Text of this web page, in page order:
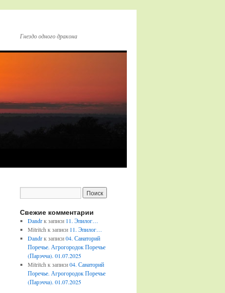
Гнездо одного дракона
Свежие комментарии
Dandrк записи 11. Эпилог…
Mitritch к записи 11. Эпилог…
Dandrк записи04. Санаторий
Поречье. Агрогородок Поречье
(Парэчча). 01.07.2025
Mitritch к записи04. Санаторий
Поречье. Агрогородок Поречье
(Парэчча). 01.07.2025